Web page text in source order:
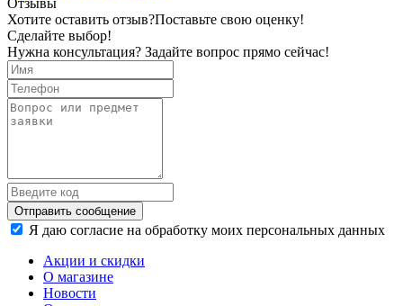
Хотите оставить отзыв?Поставьте свою оценку!
Сделайте выбор!
Нужна консультация? Задайте вопрос прямо сейчас!
Отправить сообщение
Я даю согласие на обработку моих персональных данных
Акции и скидки
О магазине
Новости